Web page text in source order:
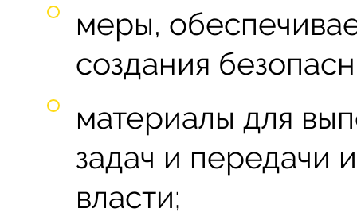
меры,
создания
материалы для
задач и передачи
власти;